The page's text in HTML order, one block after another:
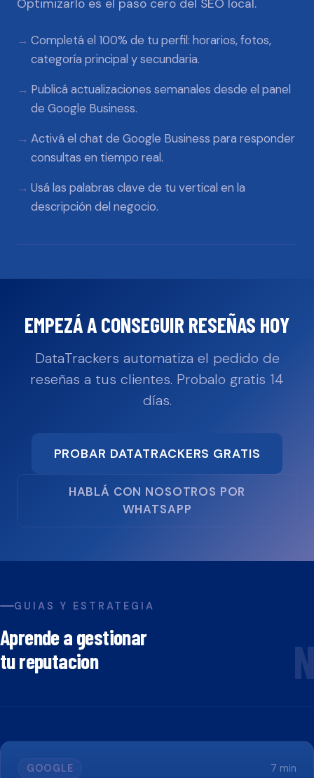
Optimizarlo es el paso cero del SEO local.
Completá el 100% de tu perfil: horarios, fotos,
categoría principal y secundaria.
Publicá actualizaciones semanales desde el panel
de Google Business.
Activá el chat de Google Business para responder
consultas en tiempo real.
Usá las palabras clave de tu vertical en la
descripción del negocio.
EMPEZÁ A CONSEGUIR RESEÑAS HOY
DataTrackers automatiza el pedido de
reseñas a tus clientes. Probalo gratis 14
días.
PROBAR DATATRACKERS GRATIS
HABLÁ CON NOSOTROS POR
WHATSAPP
GUIAS Y ESTRATEGIA
Aprende a gestionar
tu reputacion
N
GOOGLE 7 min